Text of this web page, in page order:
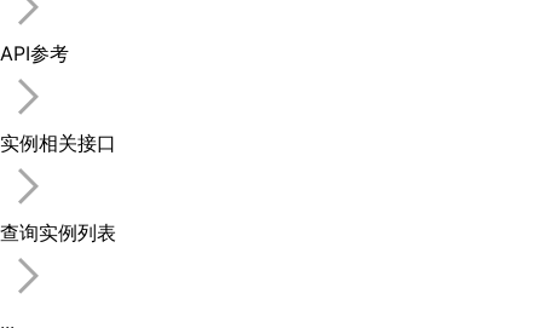
API参考
实例相关接口
查询实例列表
...